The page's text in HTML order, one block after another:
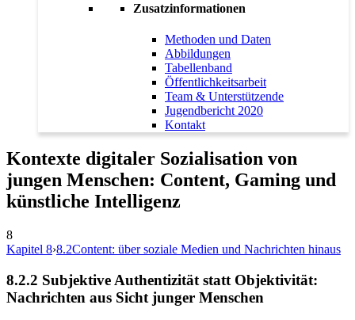
Zusatzinformationen
Methoden und Daten
Abbildungen
Tabellenband
Öffentlichkeitsarbeit
Team & Unterstützende
Jugendbericht 2020
Kontakt
Kontexte digitaler Sozialisation von
jungen Menschen: Content, Gaming und
künstliche Intelligenz
8
Kapitel 8›8.2Content: über soziale Medien und Nachrichten hinaus
8.2.2 Subjektive Authentizität statt Objektivität:
Nachrichten aus Sicht junger Menschen